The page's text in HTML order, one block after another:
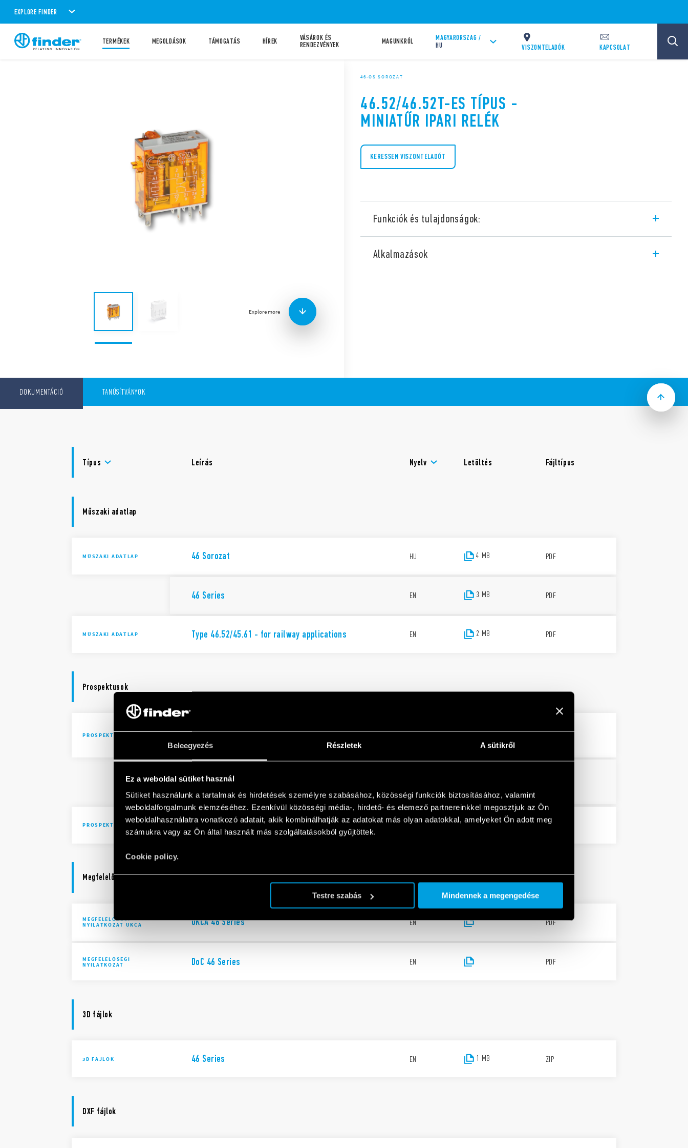
Beleegyezés Részletek A sütikről
Ez a weboldal sütiket használ
Sütiket használunk a tartalmak és hirdetések személyre szabásához, közösségi funkciók biztosításához, valamint
weboldalforgalmunk elemzéséhez. Ezenkívül közösségi média-, hirdető- és elemező partnereinkkel megosztjuk az Ön
weboldalhasználatra vonatkozó adatait, akik kombinálhatják az adatokat más olyan adatokkal, amelyeket Ön adott meg
számukra vagy az Ön által használt más szolgáltatásokból gyűjtöttek.
Cookie policy.
Testre szabás Mindennek a megengedése
EXPLORE FINDER
TERMÉKEK MEGOLDÁSOK TÁMOGATÁS HÍREK
VÁSÁROK ÉS
RENDEZVÉNYEK
MAGUNKRÓL
MAGYARORSZAG /
HU
VISZONTELADÓK KAPCSOLAT
Explore more
46-OS SOROZAT
46.52/46.52T-ES TÍPUS -
MINIATŰR IPARI RELÉK
KERESSEN VISZONTELADÓT
Funkciók és tulajdonságok:
dugaszolható vagy csúszósarus csatlakozással (Faston), 2
vagy push in csatlakozású foglalatok TS 35 mm-es sínre (EN
Alkalmazások
DOKUMENTÁCIÓ TANÚSÍTVÁNYOK
Típus Leírás Nyelv Letöltés Fájltípus
Műszaki adatlap
MŰSZAKI ADATLAP 46 Sorozat HU 4 MB PDF
46 Series EN 3 MB PDF
MŰSZAKI ADATLAP Type 46.52/45.61 - for railway applications EN 2 MB PDF
Prospektusok
PROSPEKTUSOK Solutions for electrical panels and industrial
automation 3 MB
Solutions for electrical panels and industrial
PROSPEKTUSOK Brochure Industrial applications EN PDF
Megfelelőségi nyilatkozat
MEGFELELŐSÉGI
NYILATKOZAT UKCA
UKCA 46 Series EN PDF
MEGFELELŐSÉGI
NYILATKOZAT
DoC 46 Series EN PDF
3D fájlok
3D FÁJLOK 46 Series EN 1 MB ZIP
DXF fájlok